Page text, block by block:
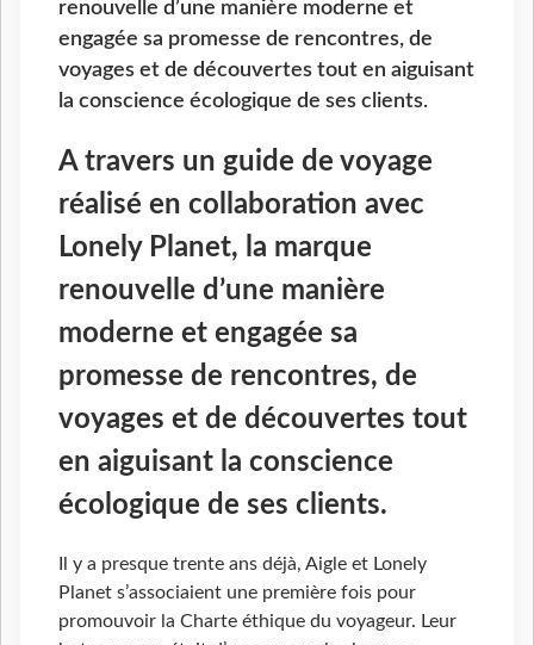
renouvelle d’une manière moderne et
engagée sa promesse de rencontres, de
voyages et de découvertes tout en aiguisant
la conscience écologique de ses clients.
A travers un guide de voyage
réalisé en collaboration avec
Lonely Planet, la marque
renouvelle d’une manière
moderne et engagée sa
promesse de rencontres, de
voyages et de découvertes tout
en aiguisant la conscience
écologique de ses clients.
Il y a presque trente ans déjà, Aigle et Lonely
Planet s’associaient une première fois pour
promouvoir la Charte éthique du voyageur. Leur